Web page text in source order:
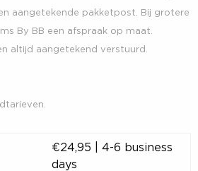
aangetekende pakketpost. Bij grotere
By BB een afspraak op maat.
altijd aangetekend verstuurd.
€24,95 | 4-6 business
days